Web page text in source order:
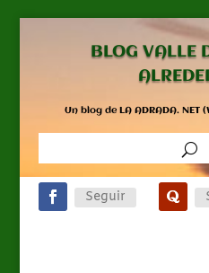
BLOG VALLE
Un blog de LA ADRADA. NET
Seguir